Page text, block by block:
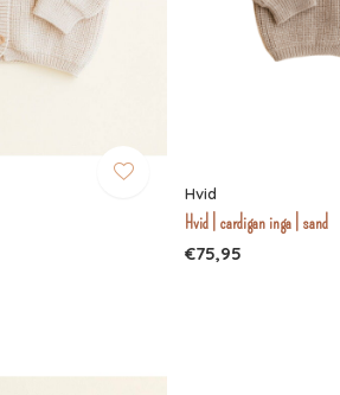
Hvid
Hvid | cardigan inga | sand
€75,95